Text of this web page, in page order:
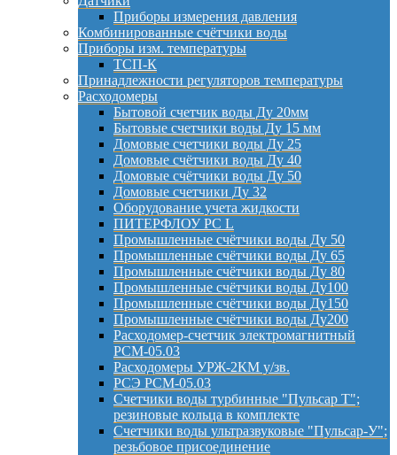
Приборы измерения давления
Комбинированные счётчики воды
Приборы изм. температуры
ТСП-К
Принадлежности регуляторов температуры
Расходомеры
Бытовой счетчик воды Ду 20мм
Бытовые счетчики воды Ду 15 мм
Домовые счетчики воды Ду 25
Домовые счётчики воды Ду 40
Домовые счётчики воды Ду 50
Домовые счетчики Ду 32
Оборудование учета жидкости
ПИТЕРФЛОУ РС L
Промышленные счётчики воды Ду 50
Промышленные счётчики воды Ду 65
Промышленные счётчики воды Ду 80
Промышленные счётчики воды Ду100
Промышленные счётчики воды Ду150
Промышленные счётчики воды Ду200
Расходомер-счетчик электромагнитный
РСМ-05.03
Расходомеры УРЖ-2КМ у/зв.
РСЭ РСМ-05.03
Счетчики воды турбинные "Пульсар Т";
резиновые кольца в комплекте
Счетчики воды ультразвуковые "Пульсар-У";
резьбовое присоединение